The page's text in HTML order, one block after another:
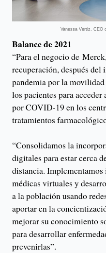
Vanessa Vértiz, CEO
Balance de 2021
“Para el negocio de
recuperación, después del
pandemia por la
los pacientes para
por COVID-19 en los
tratamientos
“Consolidamos la
digitales para estar cerca
distancia.
médicas virtuales y
a la población usando
aportar en la
mejorar su conocimiento
para desarrollar
prevenirlas”.